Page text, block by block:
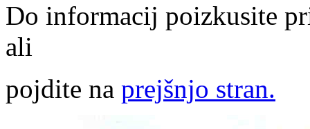
Do informacij poizkusite
ali
pojdite na prejšnjo stran.